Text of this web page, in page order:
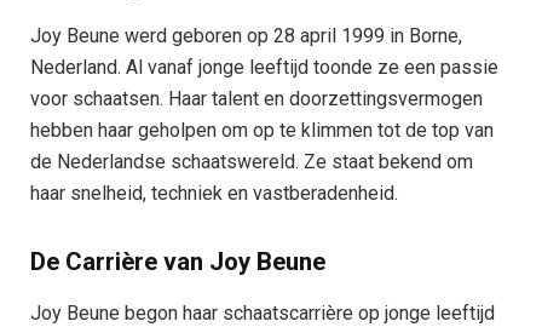
Joy Beune werd geboren op 28 april 1999 in Borne,
Nederland. Al vanaf jonge leeftijd toonde ze een passie
voor schaatsen. Haar talent en doorzettingsvermogen
hebben haar geholpen om op te klimmen tot de top van
de Nederlandse schaatswereld. Ze staat bekend om
haar snelheid, techniek en vastberadenheid.
De Carrière van Joy Beune
Joy Beune begon haar schaatscarrière op jonge leeftijd